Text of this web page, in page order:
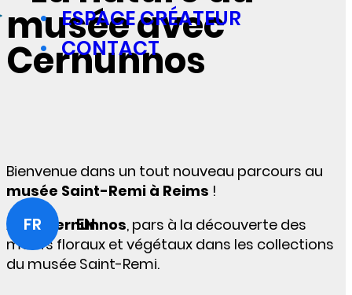
ESPACE CRÉATEUR
CONTACT
FR EN
musée avec
Cernunnos
Bienvenue dans un tout nouveau parcours au
musée Saint-Remi à Reims !
Avec
Cernunnos, pars à la découverte des
motifs floraux et végétaux dans les collections
du musée Saint-Remi.